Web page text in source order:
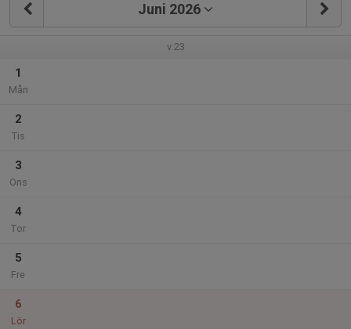
Juni 2026
v.23
1
Mån
2
Tis
3
Ons
4
Tor
5
Fre
6
Lör